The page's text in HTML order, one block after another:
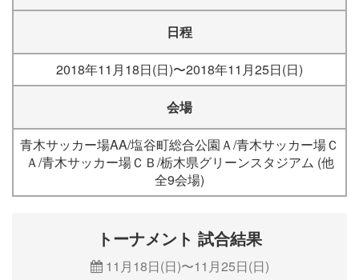
日程
2018年11月18日(日)〜2018年11月25日(日)
会場
青木サッカー場AA/塩谷町総合公園Ａ/青木サッカー場Ｃ
Ａ/青木サッカー場ＣＢ/栃木県グリーンスタジアム (他
全9会場)
トーナメント 試合結果
11月18日(日)〜11月25日(日)